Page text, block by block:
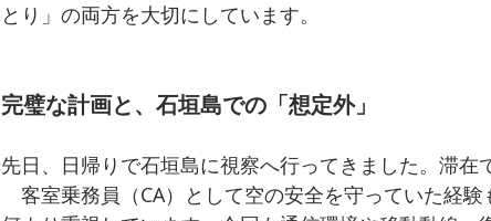
とり」の両方を大切にしています。
完璧な計画と、石垣島での「想定外」
先日、日帰りで石垣島に視察へ行ってきました。滞在
客室乗務員（CA）として空の安全を守っていた経